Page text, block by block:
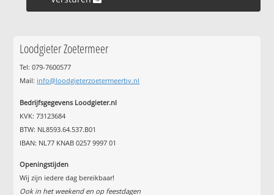
Loodgieter Zoetermeer
Tel: 079-7600577
Mail: info@loodgieterzoetermeerbv.nl
Bedrijfsgegevens Loodgieter.nl
KVK: 73123684
BTW: NL8593.64.537.B01
IBAN: NL77 KNAB 0257 9997 01
Openingstijden
Wij zijn iedere dag bereikbaar!
Ook in het weekend en op feestdagen